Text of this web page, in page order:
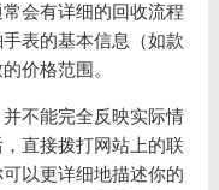
会有详细的回收流程
表的基本信息（如款
价格范围。
不能完全反映实际情
直接拨打网站上的联
以更详细地描述你的